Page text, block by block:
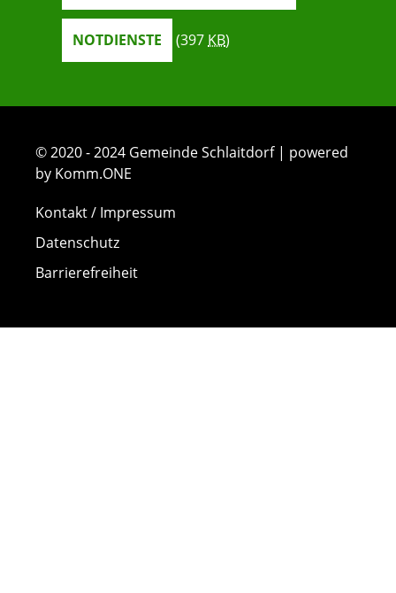
NOTDIENSTE (397 KB)
© 2020 - 2024 Gemeinde Schlaitdorf | powered
by Komm.ONE
Kontakt / Impressum
Datenschutz
Barrierefreiheit